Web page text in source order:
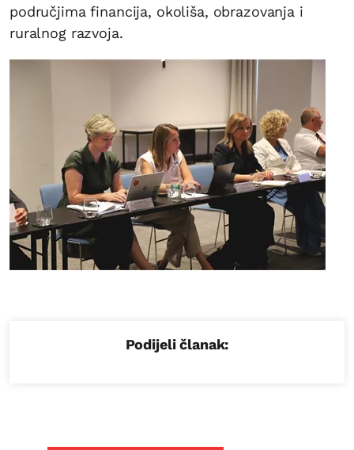
područjima financija, okoliša, obrazovanja i
ruralnog razvoja.
Podijeli članak: